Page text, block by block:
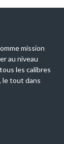
mission
au niveau
les calibres
le tout dans